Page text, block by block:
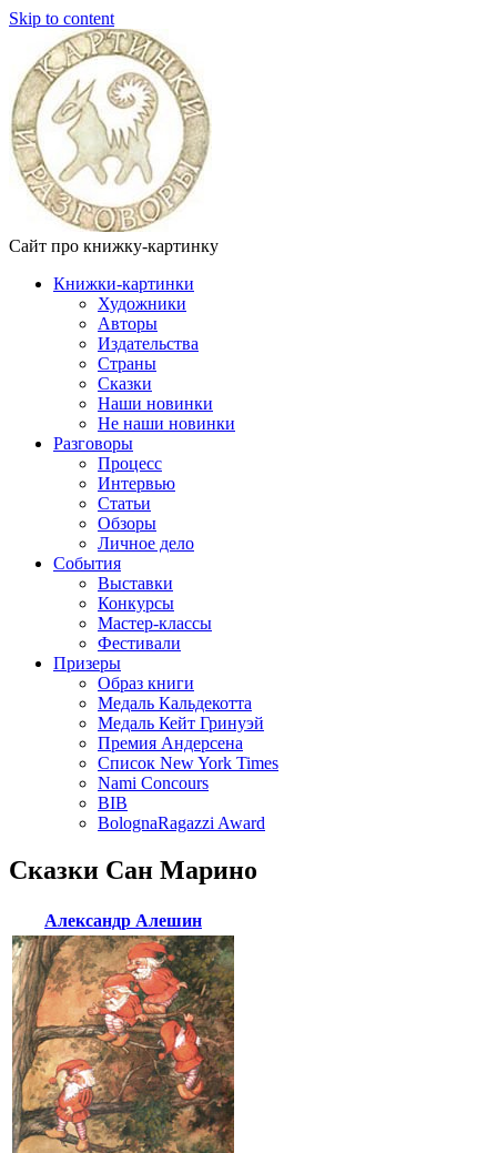
Skip to content
Сайт про книжку-картинку
Книжки-картинки
Художники
Авторы
Издательства
Страны
Сказки
Наши новинки
Не наши новинки
Разговоры
Процесс
Интервью
Статьи
Обзоры
Личное дело
События
Выставки
Конкурсы
Мастер-классы
Фестивали
Призеры
Образ книги
Медаль Кальдекотта
Медаль Кейт Гринуэй
Премия Андерсена
Список New York Times
Nami Concours
BIB
BolognaRagazzi Award
Сказки Сан Марино
Александр Алешин